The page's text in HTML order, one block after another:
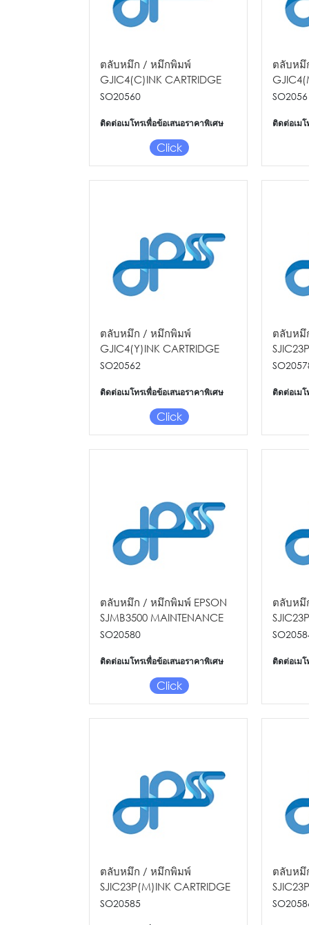
Click
ตลับหมึก / หมึกพิมพ์
GJIC4(C)INK CARTRIDGE
FOR GP-C830/M830
SO20560
ติดต่อเมโทรเพื่อข้อเสนอราคาพิเศษ
ตลับห
FOR
ติดต่อเมโ
Click
ตลับหมึก / หมึกพิมพ์
GJIC4(Y)INK CARTRIDGE
FOR GP-C830/M830
SO20562
ติดต่อเมโทรเพื่อข้อเสนอราคาพิเศษ
ตลับห
FOR
ติดต่อเมโ
Click
ตลับหมึก / หมึกพิมพ์ EPSON
SJMB3500 MAINTENANCE
BOX FOR TM C3 500
SO20580
ติดต่อเมโทรเพื่อข้อเสนอราคาพิเศษ
ตลับห
FOR
ติดต่อเมโ
ตลับหมึก / หมึกพิมพ์
SJIC23P(M)INK CARTRIDGE
FOR TM C3510
SO20585
ตลับห
FOR